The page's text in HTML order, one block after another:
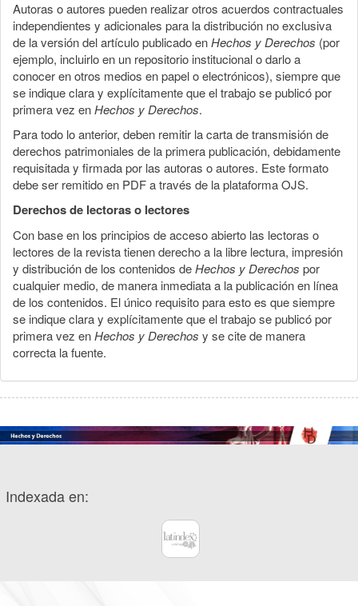
Autoras o autores pueden realizar otros acuerdos contractuales
independientes y adicionales para la distribución no exclusiva
de la versión del artículo publicado enHechos y Derechos (por
ejemplo, incluirlo en un repositorio institucional o darlo a
conocer en otros medios en papel o electrónicos), siempre que
se indique clara y explícitamente que el trabajo se publicó por
primera vez enHechos y Derechos.
Para todo lo anterior, deben remitir la carta de transmisión de
derechos patrimoniales de la primera publicación, debidamente
requisitada y firmada por las autoras o autores. Este formato
debe ser remitido en PDF a través de la plataforma OJS.
Derechos de lectoras o lectores
Con base en los principios de acceso abierto las lectoras o
lectores de la revista tienen derecho a la libre lectura, impresión
y distribución de los contenidos deHechos y Derechos por
cualquier medio, de manera inmediata a la publicación en línea
de los contenidos. El único requisito para esto es que siempre
se indique clara y explícitamente que el trabajo se publicó por
primera vez enHechos y Derechos y se cite de manera
correcta la fuente.
Indexada en: